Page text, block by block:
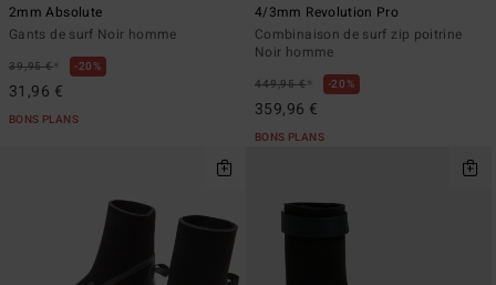
2mm Absolute
Gants de surf Noir homme
39,95 €* 20%
31,96 €
BONS PLANS
4/3mm Revolution Pro
Combinaison de surf zip poitrine
Noir homme
449,95 €* 20%
359,96 €
BONS PLANS